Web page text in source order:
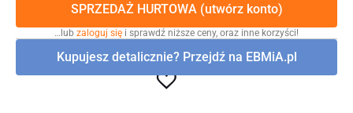
SPRZEDAŻ HURTOWA (utwórz konto)
…lub zaloguj się i sprawdź niższe ceny, oraz inne korzyści!
Kupujesz detalicznie? Przejdź na EBMiA.pl